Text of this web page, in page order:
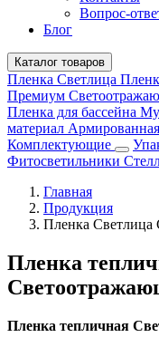
Вопрос-
Блог
Каталог товаров
Пленка Светлица
Премиум
Пленка для бассейна
материал
Комплектующие
Фитосветильники
Главная
Продукция
Пленка Светлица
Пленка
Пленка тепличная